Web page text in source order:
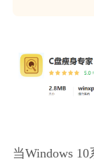
当Windows